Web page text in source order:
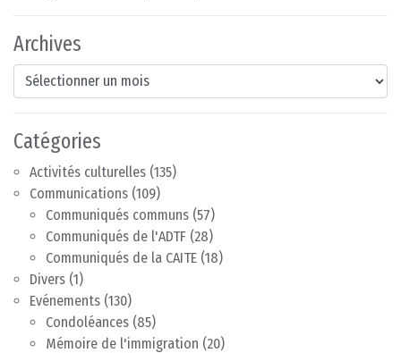
Archives
Archives
Catégories
Activités culturelles (135)
Communications (109)
Communiqués communs (57)
Communiqués de l'ADTF (28)
Communiqués de la CAITE (18)
Divers (1)
Evénements (130)
Condoléances (85)
Mémoire de l'immigration (20)